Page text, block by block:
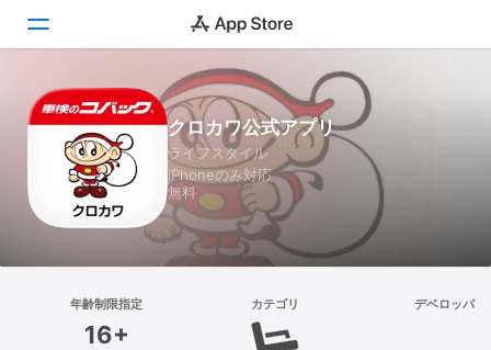
Today
ゲーム
アプリ
検索
プラットフォーム
クロカワ公式アプリ
ライフスタイル
iPhoneのみ対応
無料
年齢制限指定
16+
カテゴリ デベロッパ